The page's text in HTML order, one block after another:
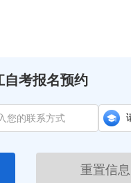
自考报名预约
重置信息